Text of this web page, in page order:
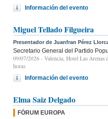
Información del evento
Miguel Tellado Filgueira
Presentador de Juanfran Pérez
Secretario General del Partido
09/07/2026 - Valencia, Hotel Las Arenas
horas
Información del evento
Elma Saiz Delgado
FÓRUM EUROPA